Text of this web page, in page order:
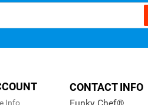
Info
CONTACT INFO